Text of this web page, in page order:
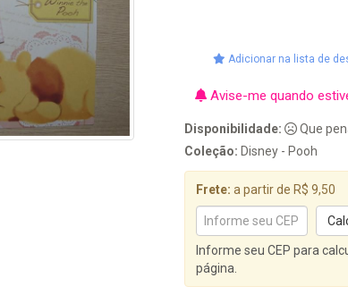
Adicionar na lista de
Avise-me quando
Disponibilidade:
Que
Coleção: Disney - Pooh
Frete: a partir de R$ 9,50
Informe seu CEP para
página.